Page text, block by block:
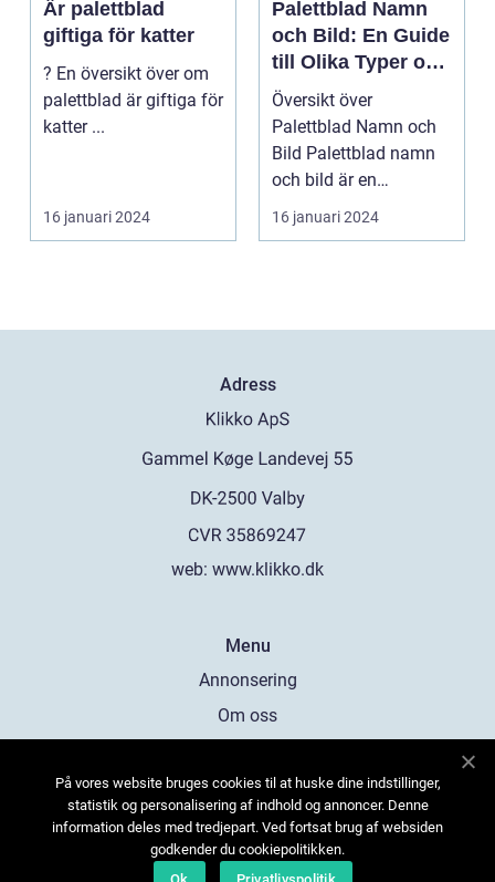
Är palettblad
giftiga för katter
? En översikt över om
palettblad är giftiga för
katter ...
16 januari 2024
Palettblad Namn
och Bild: En Guide
till Olika Typer och
Egenskaper
Översikt över
Palettblad Namn och
Bild Palettblad namn
och bild är en
fascinerande
universum av oli...
16 januari 2024
Adress
web: www.klikko.dk
Menu
Annonsering
Om oss
Kontakta oss
Sitemap
På vores website bruges cookies til at huske dine indstillinger,
statistik og personalisering af indhold og annoncer. Denne
information deles med tredjepart. Ved fortsat brug af websiden
godkender du cookiepolitikken.